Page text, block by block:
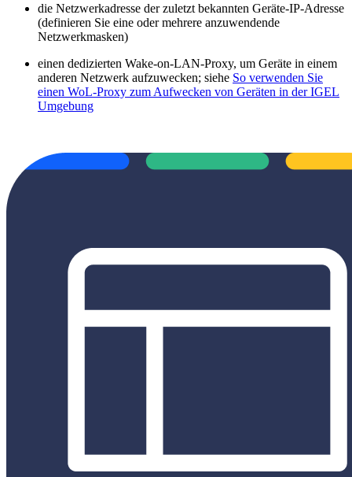
die Netzwerkadresse der zuletzt bekannten Geräte-IP-Adresse
(definieren Sie eine oder mehrere anzuwendende
Netzwerkmasken)
einen dedizierten Wake-on-LAN-Proxy, um Geräte in einem
anderen Netzwerk aufzuwecken; siehe So verwenden Sie
einen WoL-Proxy zum Aufwecken von Geräten in der IGEL
Umgebung